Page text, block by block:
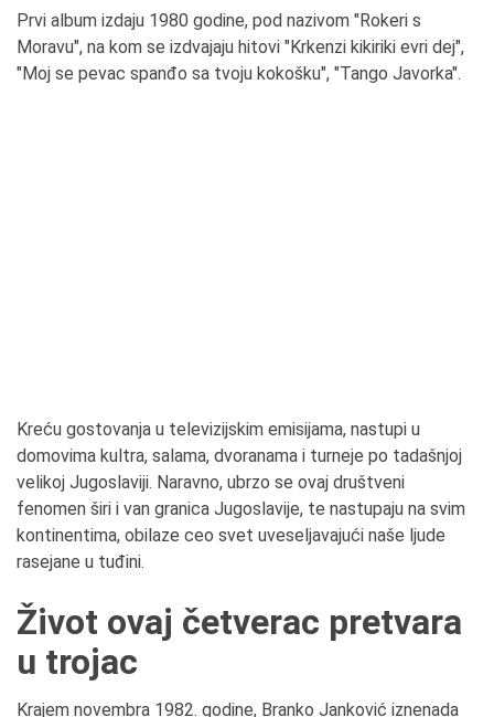
Prvi album izdaju 1980 godine, pod nazivom "Rokeri s
Moravu", na kom se izdvajaju hitovi "Krkenzi kikiriki evri dej",
"Moj se pevac spanđo sa tvoju kokošku", "Tango Javorka".
Kreću gostovanja u televizijskim emisijama, nastupi u
domovima kultra, salama, dvoranama i turneje po tadašnjoj
velikoj Jugoslaviji. Naravno, ubrzo se ovaj društveni
fenomen širi i van granica Jugoslavije, te nastupaju na svim
kontinentima, obilaze ceo svet uveseljavajući naše ljude
rasejane u tuđini.
Život ovaj četverac pretvara
u trojac
Krajem novembra 1982. godine, Branko Janković iznenada